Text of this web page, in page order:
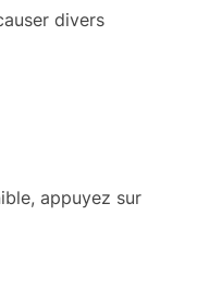
divers
appuyez sur